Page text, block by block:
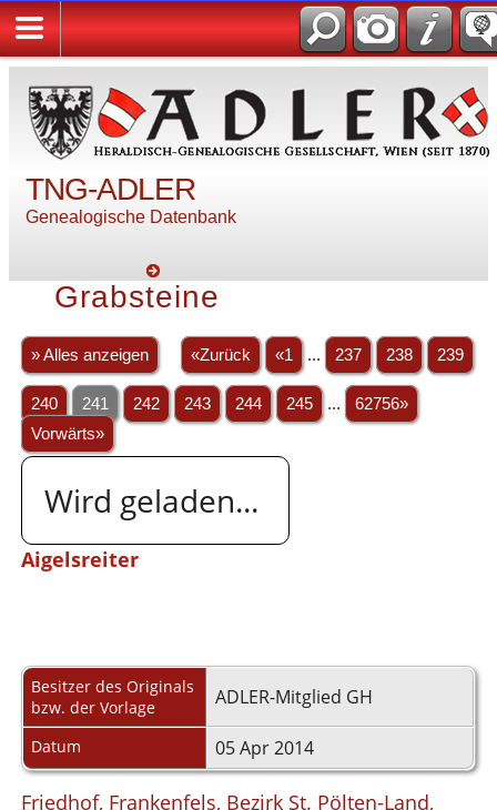
TNG-ADLER
Genealogische Datenbank
Grabsteine
» Alles anzeigen «Zurück «1 ... 237 238 239
240 241 242 243 244 245 ...
62756»
Vorwärts»
Wird geladen...
Aigelsreiter
Besitzer des Originals
bzw. der Vorlage
ADLER-Mitglied GH
Datum 05 Apr 2014
Friedhof, Frankenfels, Bezirk St. Pölten-Land,